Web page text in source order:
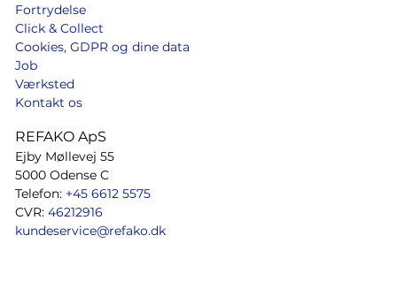
Fortrydelse
Click & Collect
Cookies, GDPR og dine data
Job
Værksted
Kontakt os
REFAKO ApS
Ejby Møllevej 55
5000 Odense C
Telefon: +45 6612 5575
CVR: 46212916
kundeservice@refako.dk